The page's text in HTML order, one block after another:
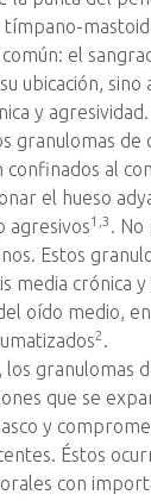
el
ubicación, sino
y agresividad.
granulomas de
confinados al
el hueso
agresivos1,3 . No
Estos
media crónica
oído medio,
2 .
granulomas
que se
y
Éstos
con